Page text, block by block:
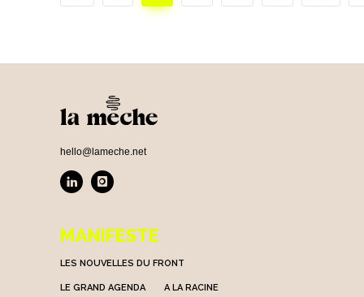
hello@lameche.net
MANIFESTE
LES NOUVELLES DU FRONT
LE GRAND AGENDA A LA RACINE